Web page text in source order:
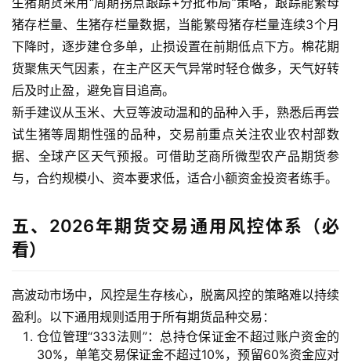
猪存栏量、生猪存栏量数据，当能繁母猪存栏量连续3个月
下降时，逐步建仓多单，止损设置在前期低点下方。棉花期
货聚焦天气因素，在主产区天气异常时轻仓做多，天气好转
后及时止盈，避免盲目追高。
新手建议从玉米、大豆等波动温和的品种入手，熟悉后再尝
试生猪等周期性强的品种，交易前重点关注农业农村部数
据、全球产区天气预报。可借助芝商所微型农产品期货参
与，合约规模小、资本要求低，适合小额资金投资者练手。
五、2026年期货交易通用风控体系（必
看）
高波动市场中，风控是生存核心，脱离风控的策略难以持续
盈利。以下通用规则适用于所有期货品种交易：
仓位管理“333法则”：总持仓保证金不超过账户资金的
30%，单笔交易保证金不超过10%，预留60%资金应对